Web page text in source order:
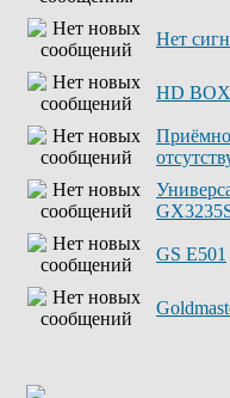
Нет
HD
GS E501